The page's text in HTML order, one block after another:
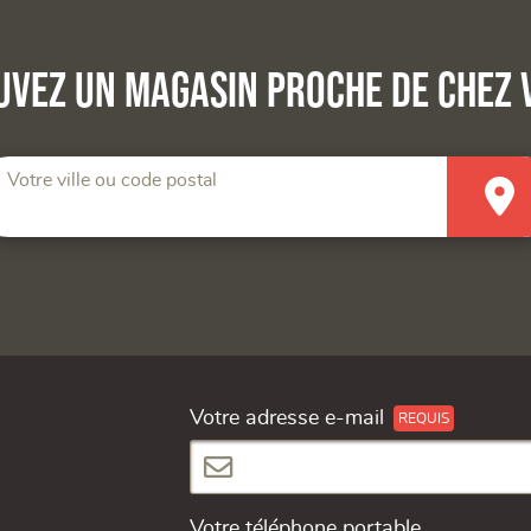
un magasin proche de chez
Votre ville ou code postal
Votre adresse e-mail